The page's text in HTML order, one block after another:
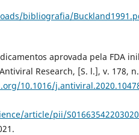
bibliografia/
aprovada pela FDA
Research, [S. l.], v. 178, n.
10.1016/
article/pii/